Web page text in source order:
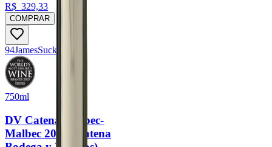
R$ 329,33
COMPRAR
94JamesSuckling
750ml
DV Catena Malbec-
Malbec 2023 (Catena